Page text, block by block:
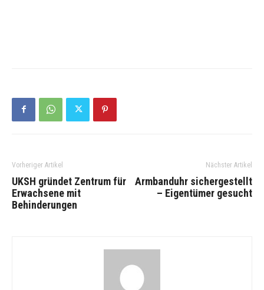
Vorheriger Artikel
UKSH gründet Zentrum für
Erwachsene mit
Behinderungen
Nächster Artikel
Armbanduhr sichergestellt
– Eigentümer gesucht